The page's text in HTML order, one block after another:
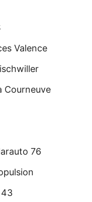
Valence
Courneuve
76
43